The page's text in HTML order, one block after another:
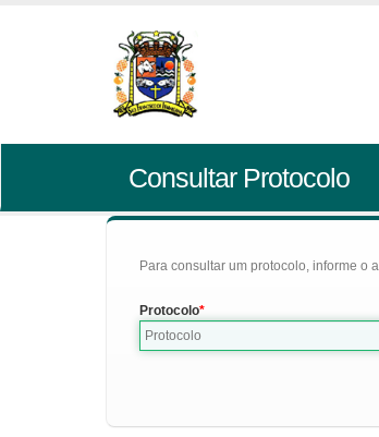
Consultar Protocolo
Para consultar um protocolo, informe o
Protocolo